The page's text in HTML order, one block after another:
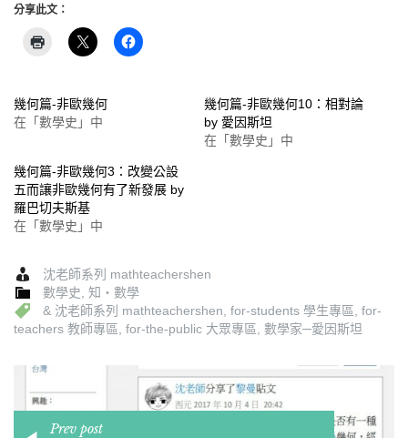
分享此文：
幾何篇-非歐幾何
在「數學史」中
幾何篇-非歐幾何10：相對論
by 愛因斯坦
在「數學史」中
幾何篇-非歐幾何3：改變公設
五而讓非歐幾何有了新發展 by
羅巴切夫斯基
在「數學史」中
沈老師系列 mathteachershen
數學史 知‧數學
& 沈老師系列 mathteachershen for-students 學生專區 for-
teachers 教師專區 for-the-public 大眾專區 數學家─愛因斯坦
Prev post